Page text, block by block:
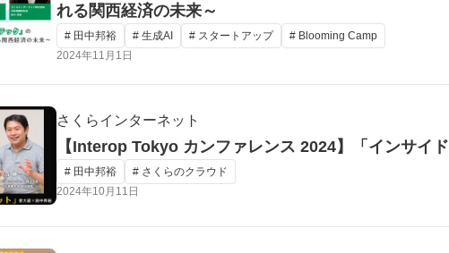
れる関西経済の未来～
# 田中邦裕 # 生成AI # スタートアップ
# Blooming Camp
2024年11月1日
さくらインターネット
【Interop Tokyo カンファレンス 2024】「インサイ
# 田中邦裕
# さくらのクラウド
2024年10月11日